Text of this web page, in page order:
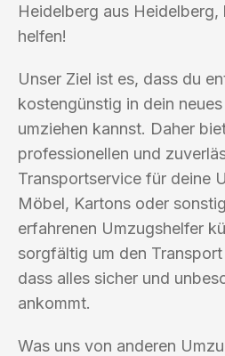
Heidelberg aus Heidelberg,
helfen!
Unser Ziel ist es, dass du
kostengünstig in dein
umziehen kannst. Daher
professionellen und
Transportservice für deine
Möbel, Kartons oder
erfahrenen Umzugshelfer
sorgfältig um den
dass alles sicher und
ankommt.
Was uns von anderen